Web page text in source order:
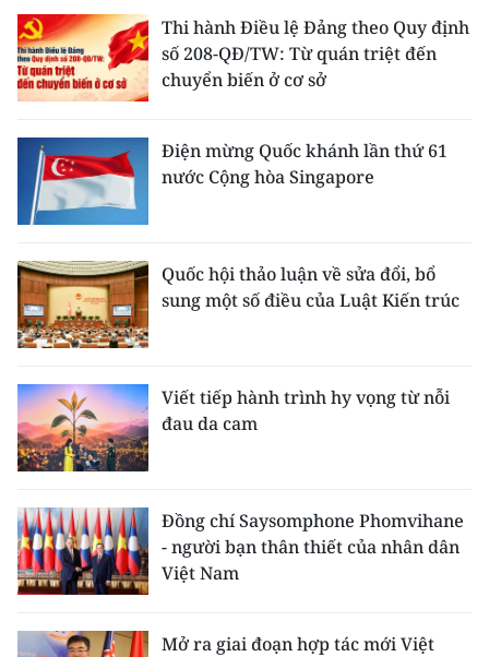
Thi hành Điều lệ Đảng theo Quy định
số 208-QĐ/TW: Từ quán triệt đến
chuyển biến ở cơ sở
Điện mừng Quốc khánh lần thứ 61
nước Cộng hòa Singapore
Quốc hội thảo luận về sửa đổi, bổ
sung một số điều của Luật Kiến trúc
Viết tiếp hành trình hy vọng từ nỗi
đau da cam
Đồng chí Saysomphone Phomvihane
- người bạn thân thiết của nhân dân
Việt Nam
Mở ra giai đoạn hợp tác mới Việt